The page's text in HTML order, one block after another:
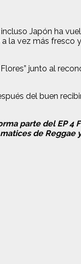
Japón ha
la vez más
junto al
del buen
parte del EP 4
de Reggae